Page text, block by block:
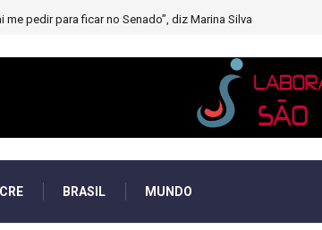
chuvas e provocando secas de rios
BRASIL MUNDO